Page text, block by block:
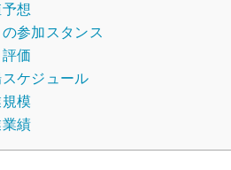
想
の参加スタンス
価
スケジュール
模
績